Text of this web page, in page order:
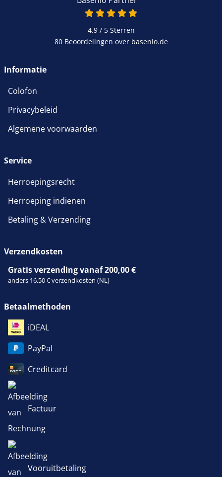
4.9 van 5
4.9 / 5Sterren
80 Beoordelingen over basenio.de
Informatie
Colofon
Privacybeleid
Algemene voorwaarden
Service
Herroepingsrecht
Herroeping indienen
Betaling & Verzending
Verzendkosten
Gratis verzending vanaf 200,00 €
anders 16,50 € verzendkosten (NL)
Betaalmethoden
iDEAL
PayPal
Creditcard
Factuur
Vooruitbetaling